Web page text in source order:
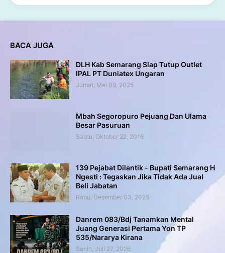
BACA JUGA
DLH Kab Semarang Siap Tutup Outlet
IPAL PT Duniatex Ungaran
Jumat, Mei 09, 2025
Mbah Segoropuro Pejuang Dan Ulama
Besar Pasuruan
Sabtu, Oktober 22, 2016
139 Pejabat Dilantik - Bupati Semarang H
Ngesti : Tegaskan Jika Tidak Ada Jual
Beli Jabatan
Rabu, Desember 03, 2025
Danrem 083/Bdj Tanamkan Mental
Juang Generasi Pertama Yon TP
535/Nararya Kirana
Senin, Juli 27, 2026